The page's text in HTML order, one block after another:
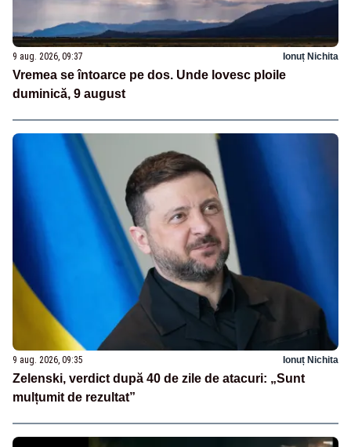
9 aug. 2026, 09:37 Ionuț Nichita
Vremea se întoarce pe dos. Unde lovesc ploile
duminică, 9 august
9 aug. 2026, 09:35 Ionuț Nichita
Zelenski, verdict după 40 de zile de atacuri: „Sunt
mulțumit de rezultat”